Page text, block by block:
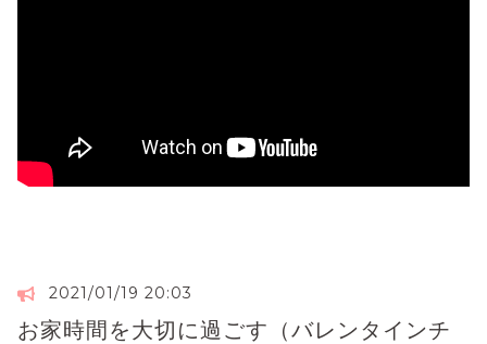
2021/01/19 20:03
お家時間を大切に過ごす（バレンタインチ